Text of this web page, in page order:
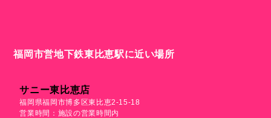
福岡市営地下鉄東比恵駅に近い場所
サニー東比恵店
福岡県福岡市博多区東比恵2-15-18
営業時間：施設の営業時間内